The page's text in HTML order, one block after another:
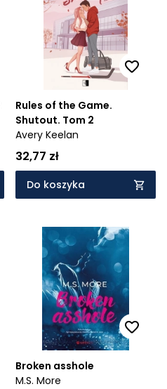
Rules of the Game.
Shutout. Tom 2
Avery Keelan
32,77 zł
Do koszyka
Broken asshole
M.S. More